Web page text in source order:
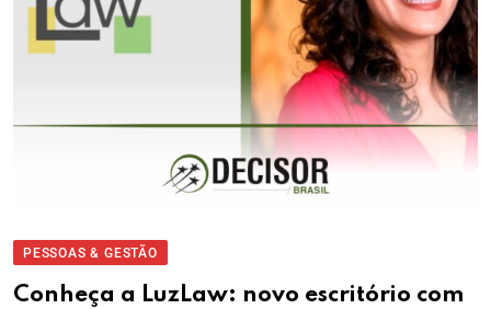
PESSOAS & GESTÃO
Conheça a LuzLaw: novo escritório com